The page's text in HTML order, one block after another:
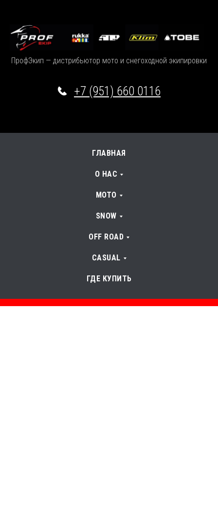
ПрофЭкип — дистрибьютор мото и снегоходной экипировки
+7 (951) 660 0116
ГЛАВНАЯ
О НАС
МОТО
SNOW
OFF ROAD
CASUAL
ГДЕ КУПИТЬ